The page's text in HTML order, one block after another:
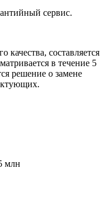
сервис.
качества, составляется
в течение 5
решение о замене
млн